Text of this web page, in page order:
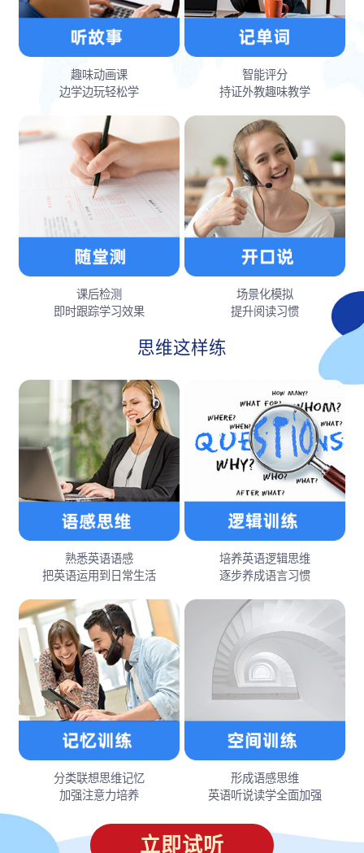
趣味动画课
边学边玩轻松学
智能评分
持证外教趣味教学
课后检测
即时跟踪学习效果
场景化模拟
提升阅读习惯
思维这样练
熟悉英语语感
把英语运用到日常生活
培养英语逻辑思维
逐步养成语言习惯
分类联想思维记忆
加强注意力培养
形成语感思维
英语听说读学全面加强
立即试听